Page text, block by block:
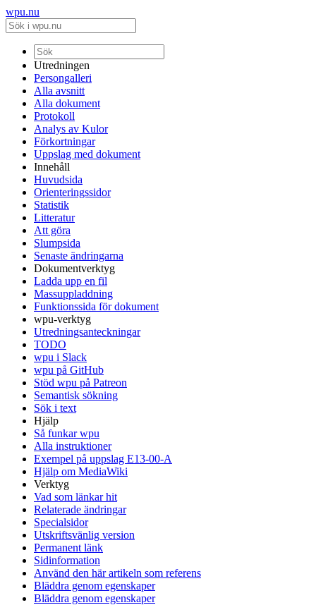
wpu.nu
Utredningen
Persongalleri
Alla avsnitt
Alla dokument
Protokoll
Analys av Kulor
Förkortningar
Uppslag med dokument
Innehåll
Huvudsida
Orienteringssidor
Statistik
Litteratur
Att göra
Slumpsida
Senaste ändringarna
Dokumentverktyg
Ladda upp en fil
Massuppladdning
Funktionssida för dokument
wpu-verktyg
Utredningsanteckningar
TODO
wpu i Slack
wpu på GitHub
Stöd wpu på Patreon
Semantisk sökning
Sök i text
Hjälp
Så funkar wpu
Alla instruktioner
Exempel på uppslag E13-00-A
Hjälp om MediaWiki
Verktyg
Vad som länkar hit
Relaterade ändringar
Specialsidor
Utskriftsvänlig version
Permanent länk
Sidinformation
Använd den här artikeln som referens
Bläddra genom egenskaper
Bläddra genom egenskaper